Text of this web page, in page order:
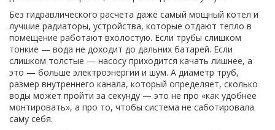
Без гидравлического расчета даже самый мощный котел и
лучшие радиаторы, устройства, которые отдают тепло в
помещение работают вхолостую. Если трубы слишком
тонкие — вода не доходит до дальних батарей. Если
слишком толстые — насосу приходится качать лишнее, а
это — больше электроэнергии и шум. А диаметр труб,
размер внутреннего канала, который определяет, сколько
воды может пройти за секунду — это не про «как удобнее
монтировать», а про то, чтобы система не саботировала
саму себя.